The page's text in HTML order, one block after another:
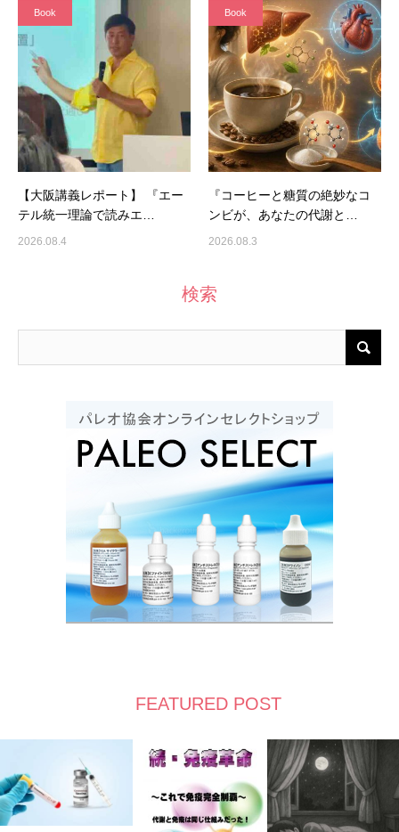
Book
【大阪講義レポート】 『エー
テル統一理論で読みエ…
2026.08.4
Book
『コーヒーと糖質の絶妙なコ
ンビが、あなたの代謝と…
2026.08.3
検索
FEATURED POST